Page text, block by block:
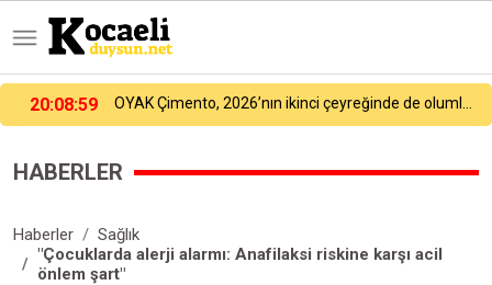
19:16:39 Arnavutköy’de üniversite adaylarına tercih desteği
HABERLER
Haberler
Sağlık
"Çocuklarda alerji alarmı: Anafilaksi riskine karşı acil
önlem şart"